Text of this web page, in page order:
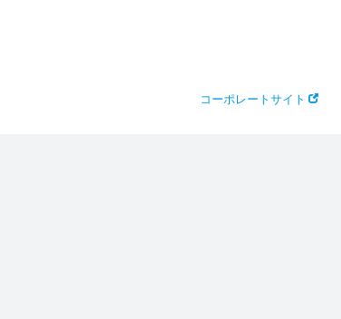
コーポレートサイト